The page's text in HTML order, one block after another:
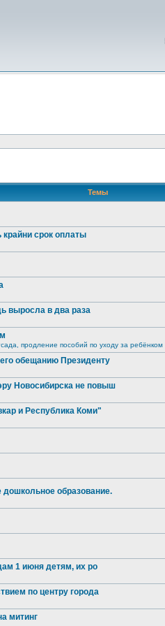
Темы
срок оплаты
выросла в два раза
продление пособий по уходу за ребёнком
обещанию Президенту
Новосибирска не повыш
и Республика Коми"
образование.
1 июня детям, их ро
по центру города
митинг